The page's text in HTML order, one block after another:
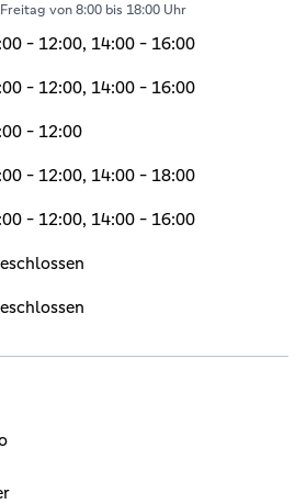
von 8:00 bis 18:00 Uhr
- 12:00, 14:00 - 16:00
- 12:00, 14:00 - 16:00
- 12:00
- 12:00, 14:00 - 18:00
- 12:00, 14:00 - 16:00